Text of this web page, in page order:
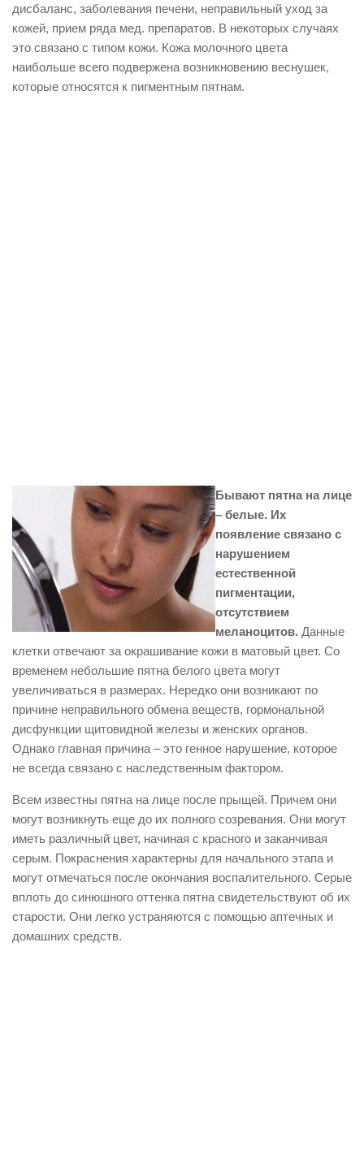
дисбаланс, заболевания печени, неправильный уход за
кожей, прием ряда мед. препаратов. В некоторых случаях
это связано с типом кожи. Кожа молочного цвета
наибольше всего подвержена возникновению веснушек,
которые относятся к пигментным пятнам.
Бывают пятна на лице
– белые. Их
появление связано с
нарушением
естественной
пигментации,
отсутствием
меланоцитов. Данные
клетки отвечают за окрашивание кожи в матовый цвет. Со
временем небольшие пятна белого цвета могут
увеличиваться в размерах. Нередко они возникают по
причине неправильного обмена веществ, гормональной
дисфункции щитовидной железы и женских органов.
Однако главная причина – это генное нарушение, которое
не всегда связано с наследственным фактором.
Всем известны пятна на лице после прыщей. Причем они
могут возникнуть еще до их полного созревания. Они могут
иметь различный цвет, начиная с красного и заканчивая
серым. Покраснения характерны для начального этапа и
могут отмечаться после окончания воспалительного. Серые
вплоть до синюшного оттенка пятна свидетельствуют об их
старости. Они легко устраняются с помощью аптечных и
домашних средств.